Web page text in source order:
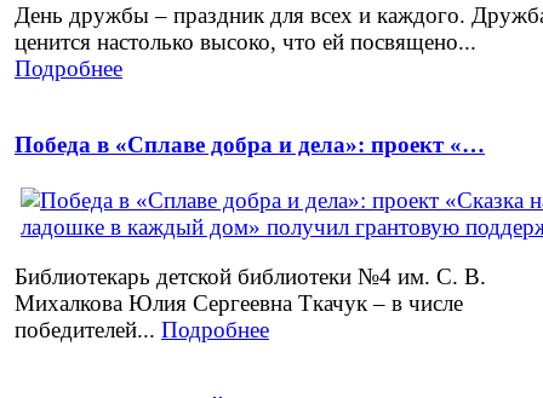
День дружбы – праздник для всех и каждого.
ценится настолько высоко, что ей посвящено...
Подробнее
Победа в «Сплаве добра и дела»: проект «…
Библиотекарь детской библиотеки №4 им. С. В.
Михалкова Юлия Сергеевна Ткачук – в числе
победителей... Подробнее